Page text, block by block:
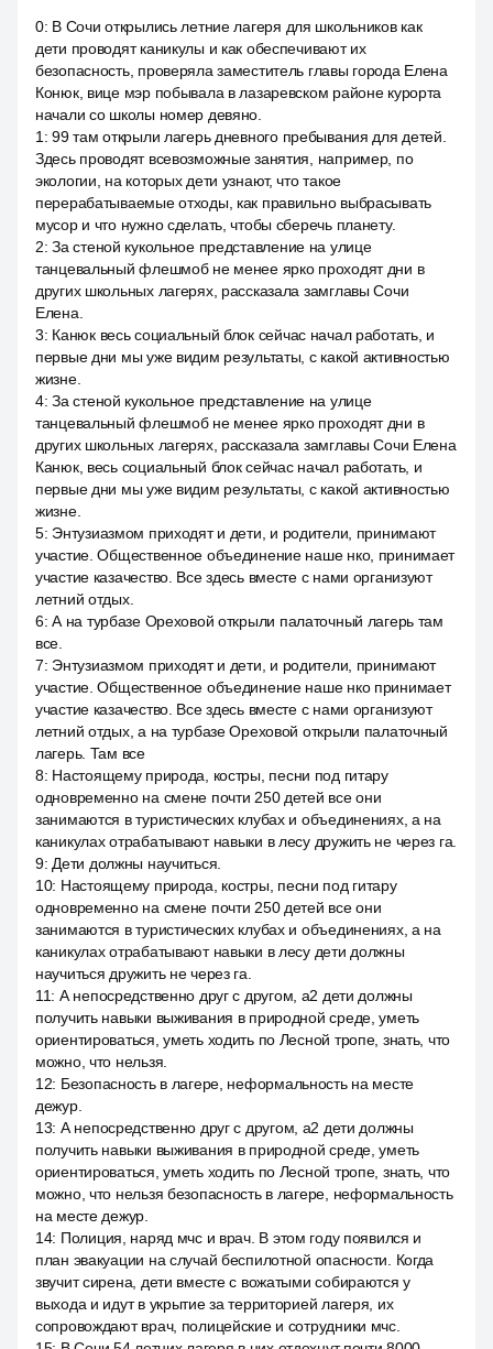
0: В Сочи открылись летние лагеря для школьников как
дети проводят каникулы и как обеспечивают их
безопасность, проверяла заместитель главы города Елена
Конюк, вице мэр побывала в лазаревском районе курорта
начали со школы номер девяно.
1 :99 там открыли лагерь дневного пребывания для детей.
Здесь проводят всевозможные занятия, например, по
экологии, на которых дети узнают, что такое
перерабатываемые отходы, как правильно выбрасывать
мусор и что нужно сделать, чтобы сберечь планету.
2:За стеной кукольное представление на улице
танцевальный флешмоб не менее ярко проходят дни в
других школьных лагерях, рассказала замглавы Сочи
Елена.
3: Канюк весь социальный блок сейчас начал работать, и
первые дни мы уже видим результаты, с какой активностью
жизне.
4:За стеной кукольное представление на улице
танцевальный флешмоб не менее ярко проходят дни в
других школьных лагерях, рассказала замглавы Сочи Елена
Канюк, весь социальный блок сейчас начал работать, и
первые дни мы уже видим результаты, с какой активностью
жизне.
5: Энтузиазмом приходят и дети, и родители, принимают
участие. Общественное объединение наше нко, принимает
участие казачество. Все здесь вместе с нами организуют
летний отдых.
6:А на турбазе Ореховой открыли палаточный лагерь там
все.
7: Энтузиазмом приходят и дети, и родители, принимают
участие. Общественное объединение наше нко принимает
участие казачество. Все здесь вместе с нами организуют
летний отдых, а на турбазе Ореховой открыли палаточный
лагерь. Там все
8: Настоящему природа, костры, песни под гитару
одновременно на смене почти 250 детей все они
занимаются в туристических клубах и объединениях, а на
каникулах отрабатывают навыки в лесу дружить не через га.
9: Дети должны научиться.
10: Настоящему природа, костры, песни под гитару
одновременно на смене почти 250 детей все они
занимаются в туристических клубах и объединениях, а на
каникулах отрабатывают навыки в лесу дети должны
научиться дружить не через га.
11: А непосредственно друг с другом, a2 дети должны
получить навыки выживания в природной среде, уметь
ориентироваться, уметь ходить по Лесной тропе, знать, что
можно, что нельзя.
12: Безопасность в лагере, неформальность на месте
дежур.
13: А непосредственно друг с другом, a2 дети должны
получить навыки выживания в природной среде, уметь
ориентироваться, уметь ходить по Лесной тропе, знать, что
можно, что нельзя безопасность в лагере, неформальность
на месте дежур.
14: Полиция, наряд мчс и врач. В этом году появился и
план эвакуации на случай беспилотной опасности. Когда
звучит сирена, дети вместе с вожатыми собираются у
выхода и идут в укрытие за территорией лагеря, их
сопровождают врач, полицейские и сотрудники мчс.